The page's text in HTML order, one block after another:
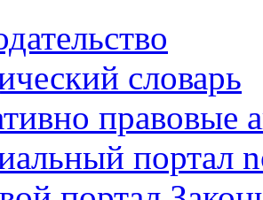
словарь
правовые
портал